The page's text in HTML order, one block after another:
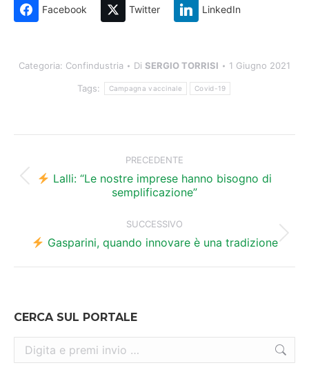
Facebook Twitter LinkedIn
Categoria: Confindustria Di SERGIO TORRISI 1 Giugno 2021
Tags: Campagna vaccinale Covid-19
tra
PRECEDENTE
Post
precedente:
Lalli: “Le nostre imprese hanno bisogno di
semplificazione”
SUCCESSIVO
Prossimo
Gasparini, quando innovare è una tradizione
CERCA SUL PORTALE
Cerca: